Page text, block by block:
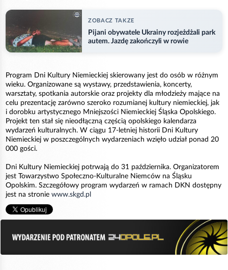
ZOBACZ TAKZE
Pijani obywatele Ukrainy rozjeżdżali park
autem. Jazdę zakończyli w rowie
Program Dni Kultury Niemieckiej skierowany jest do osób w różnym
wieku. Organizowane są wystawy, przedstawienia, koncerty,
warsztaty, spotkania autorskie oraz projekty dla młodzieży mające na
celu prezentację zarówno szeroko rozumianej kultury niemieckiej, jak
i dorobku artystycznego Mniejszości Niemieckiej Śląska Opolskiego.
Projekt ten stał się nieodłączną częścią opolskiego kalendarza
wydarzeń kulturalnych. W ciągu 17-letniej historii Dni Kultury
Niemieckiej w poszczególnych wydarzeniach wzięło udział ponad 20
000 gości.
Dni Kultury Niemieckiej potrwają do 31 października. Organizatorem
jest Towarzystwo Społeczno-Kulturalne Niemców na Śląsku
Opolskim. Szczegółowy program wydarzeń w ramach DKN dostępny
jest na stronie www.skgd.pl